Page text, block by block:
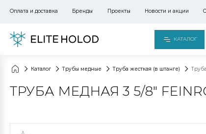
Оплата и доставка Бренды Проекты Новости и акции
КАТАЛОГ
Каталог Трубы медные Труба жесткая (в штанге)
ТРУБА МЕДНАЯ 3 5/8"